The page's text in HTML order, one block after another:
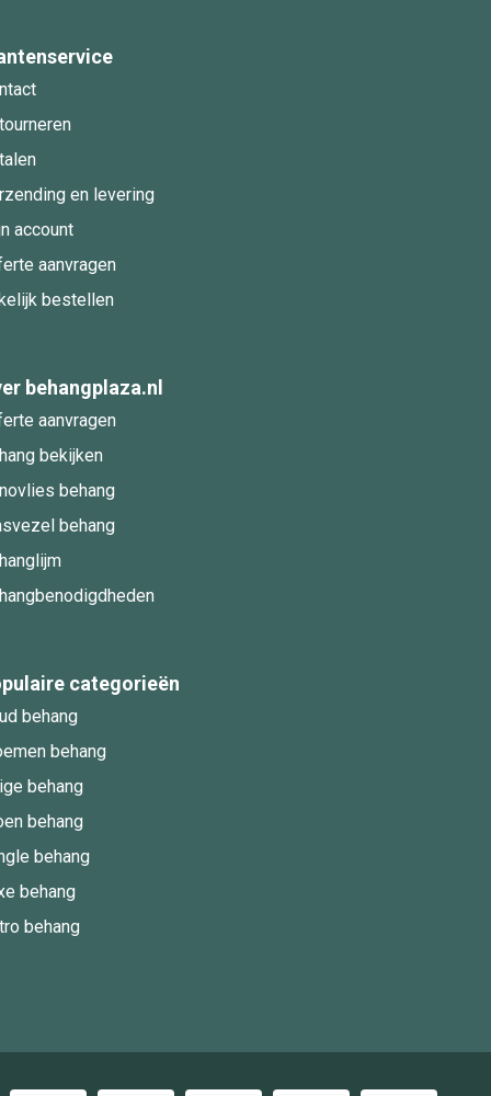
en levering
account
aanvragen
bestellen
behangplaza.nl
aanvragen
bekijken
behang
behang
categorieën
behang
behang
behang
behang
behang
behang
behang